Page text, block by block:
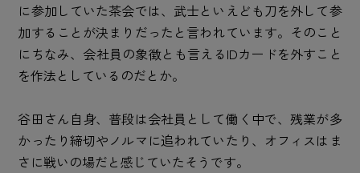
に参加していた茶会では、武士といえども刀を外して参
加することが決まりだったと言われています。そのこと
にちなみ、会社員の象徴とも言えるIDカードを外すこと
を作法としているのだとか。
谷田さん自身、普段は会社員として働く中で、残業が多
かったり締切やノルマに追われていたり、オフィスはま
さに戦いの場だと感じていたそうです。